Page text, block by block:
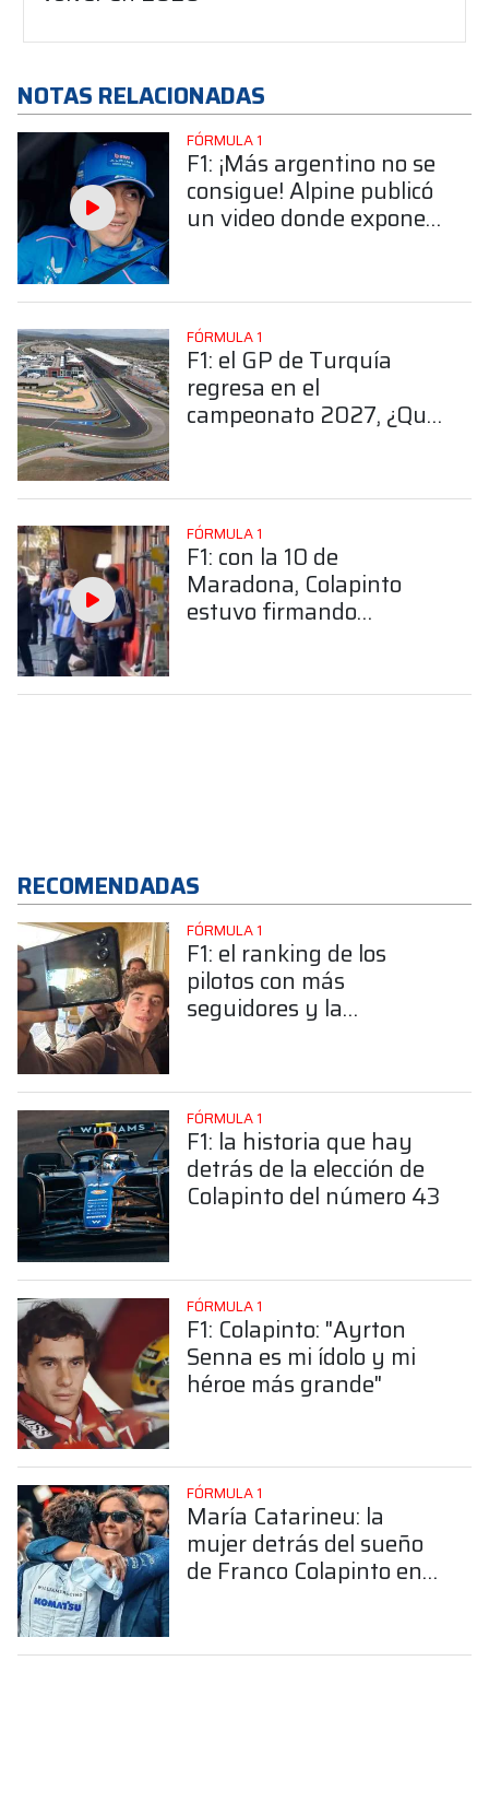
NOTAS RELACIONADAS
FÓRMULA 1
F1: ¡Más argentino no se
consigue! Alpine publicó
un video donde expone
FÓRMULA 1
F1: el GP de Turquía
regresa en el
campeonato 2027, ¿Qué
FÓRMULA 1
F1: con la 10 de
Maradona, Colapinto
estuvo firmando
RECOMENDADAS
FÓRMULA 1
F1: el ranking de los
pilotos con más
seguidores y la
FÓRMULA 1
F1: la historia que hay
detrás de la elección de
Colapinto del número 43
FÓRMULA 1
F1: Colapinto: "Ayrton
Senna es mi ídolo y mi
héroe más grande"
FÓRMULA 1
María Catarineu: la
mujer detrás del sueño
de Franco Colapinto en